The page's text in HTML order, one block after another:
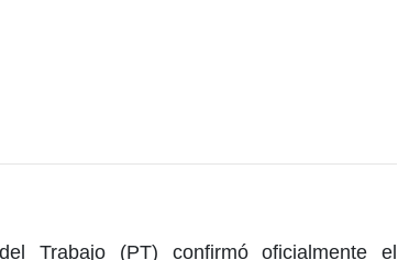
Trabajo (PT) confirmó oficialmente el